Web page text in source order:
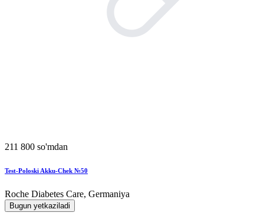
211 800 so'mdan
Test-Poloski Akku-Chek №50
Roche Diabetes Care, Germaniya
Bugun yetkaziladi